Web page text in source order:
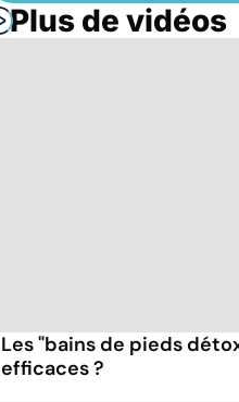
Plus de vidéos
Les "bains de pieds
efficaces ?